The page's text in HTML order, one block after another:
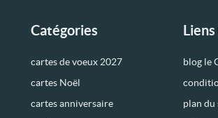
Catégories
cartes de voeux 2027
cartes Noël
cartes anniversaire
blog le
plan du